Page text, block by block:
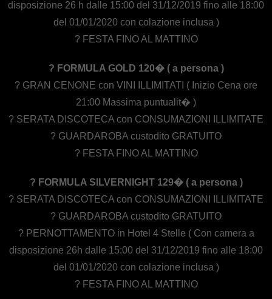
disposizione 26 h dalle 15:00 del 31/12/2019 fino alle 18:00
del 01/01/2020 con colazione inclusa )
? FESTA FINO AL MATTINO
? FORMULA GOLD 120� ( a persona )
? GRAN CENONE con VINI ILLIMITATI ( Inizio Cena ore
21:00 Massima puntualit� )
? SERATA DISCOTECA con CONSUMAZIONI ILLIMITATE
? GUARDAROBA custodito GRATUITO
? FESTA FINO AL MATTINO
? FORMULA SILVERNIGHT 129� ( a persona )
? SERATA DISCOTECA con CONSUMAZIONI ILLIMITATE
? GUARDAROBA custodito GRATUITO
? PERNOTTAMENTO in Hotel 4 Stelle ( Con camera a
disposizione 26h dalle 15:00 del 31/12/2019 fino alle 18:00
del 01/01/2020 con colazione inclusa )
? FESTA FINO AL MATTINO